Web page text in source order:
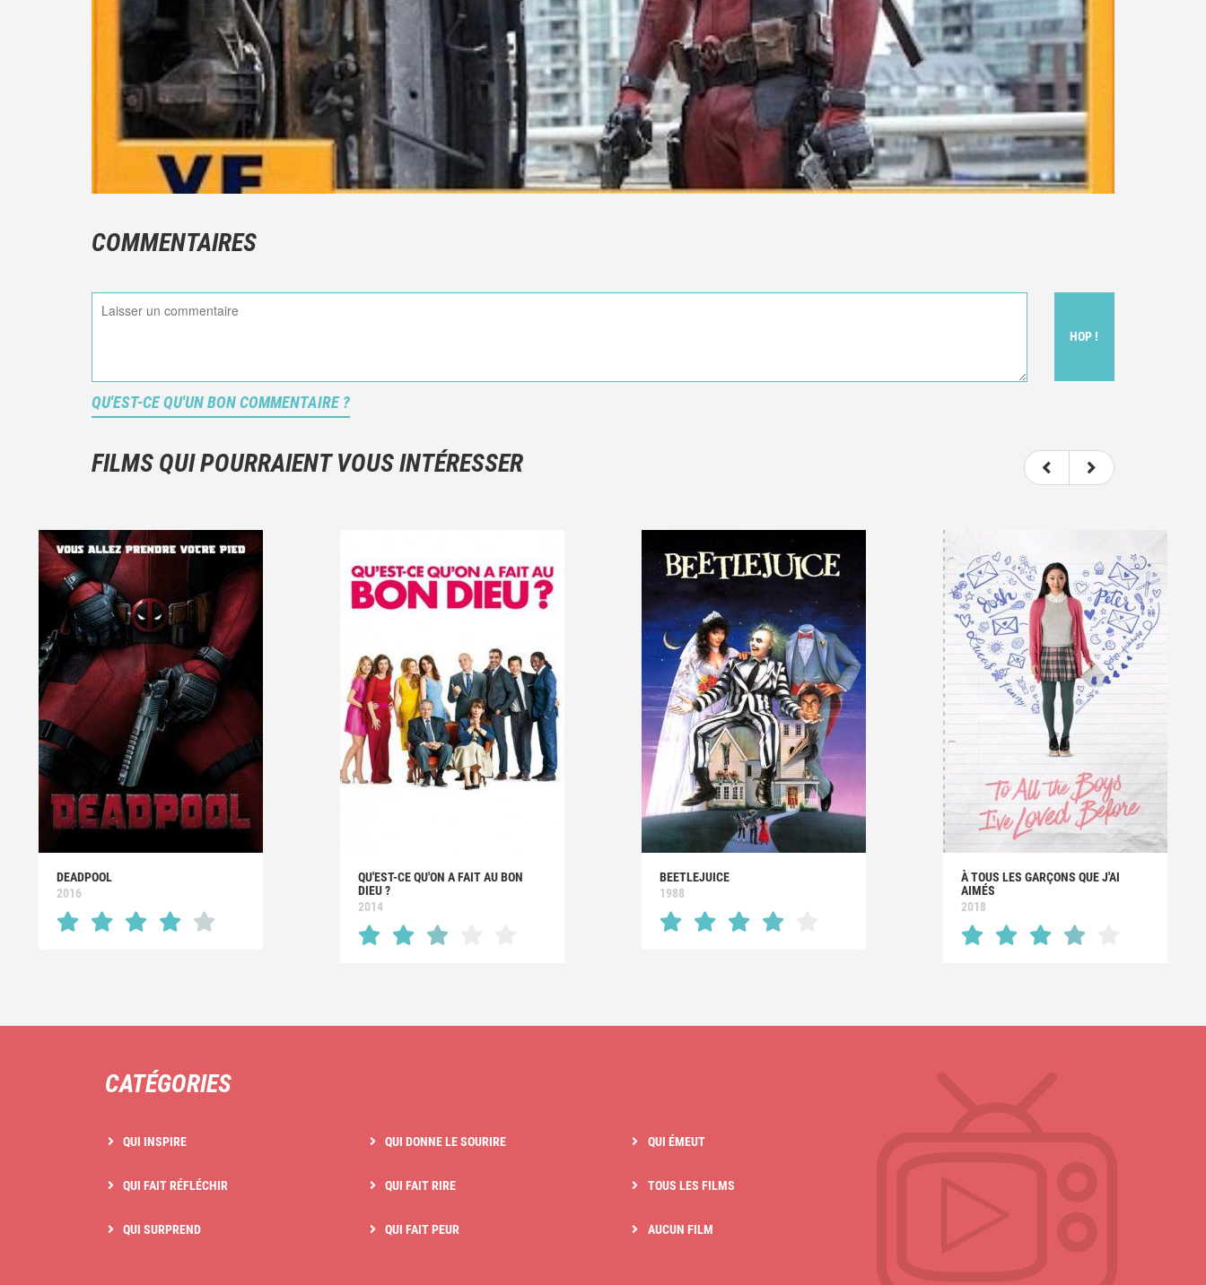
COMMENTAIRES
HOP !
QU'EST-CE QU'UN BON COMMENTAIRE ?
N'hésitez pas à décrire clairement vos émotions plutôt qu'à décrire le film.
Et, attention à ne pas dévoiler d'éléments de l'intrigue !
FILMS QUI POURRAIENT VOUS INTÉRESSER
DEADPOOL
2016
QU'EST-CE QU'ON A FAIT AU BON
DIEU ?
2014
BEETLEJUICE
1988
À TOUS LES GARÇONS QUE J'AI
AIMÉS
2018
CATÉGORIES
QUI INSPIRE
QUI FAIT RÉFLÉCHIR
QUI SURPREND
QUI DONNE LE SOURIRE
QUI FAIT RIRE
QUI FAIT PEUR
QUI ÉMEUT
TOUS LES FILMS
AUCUN FILM